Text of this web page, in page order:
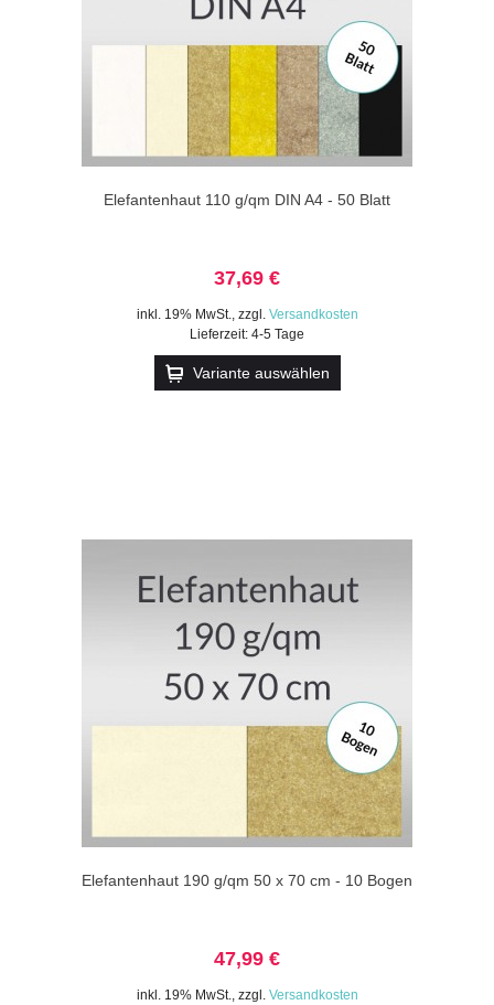
Elefantenhaut 110 g/qm DIN A4 - 50 Blatt
37,69 €
inkl. 19% MwSt., zzgl. Versandkosten
Lieferzeit: 4-5 Tage
Variante auswählen
Elefantenhaut 190 g/qm 50 x 70 cm - 10 Bogen
47,99 €
inkl. 19% MwSt., zzgl. Versandkosten